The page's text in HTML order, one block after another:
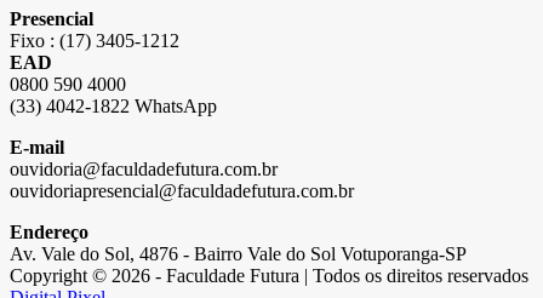
Presencial
Fixo : (17) 3405-1212
EAD
0800 590 4000
(33) 4042-1822 WhatsApp
E-mail
ouvidoria@faculdadefutura.com.br
ouvidoriapresencial@faculdadefutura.com.br
Endereço
Av. Vale do Sol, 4876 - Bairro Vale do Sol Votuporanga-SP
Copyright © 2026 - Faculdade Futura | Todos os direitos reservados